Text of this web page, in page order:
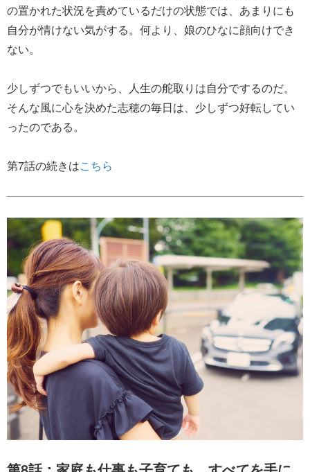
の置かれた状況を責めているだけの状態では、あまりにも
自分が情けない気がする。何より、娘のひなに顔向けでき
ない。
少しずつでもいいから、人生の舵取りは自分でするのだ。
そんな風に心を決めた志穂の毎日は、少しずつ好転してい
ったのである。
第7話の続きはこちら